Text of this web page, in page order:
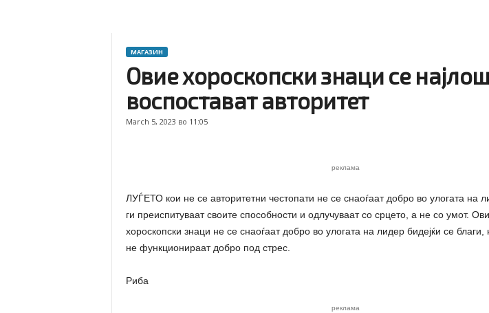
МАГАЗИН
Овие хороскопски знаци се
воспостават авторитет
March 5, 2023 во 11:05
реклама
ЛУЃЕТО кои не се авторитетни честопати не се снаоѓаат добро во улогата на
ги преиспитуваат своите способности и одлучуваат со срцето, а не со умот.
хороскопски знаци не се снаоѓаат добро во улогата на лидер бидејќи се
не функционираат добро под стрес.
Риба
реклама